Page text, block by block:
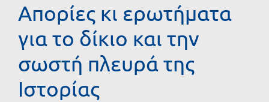
Απορίες κι ερωτήματα
για το δίκιο και την
σωστή πλευρά της
Ιστορίας